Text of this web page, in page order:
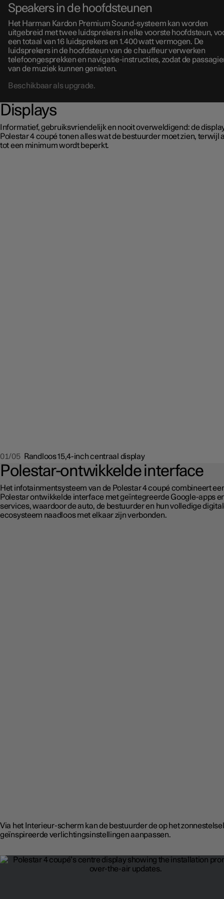
Speakers in de hoofdsteunen
Het Harman Kardon Premium Sound-systeem kan worden
uitgebreid met twee luidsprekers in elke voorste hoofdsteun,
een totaal van 16 luidsprekers en 1.400 watt vermogen. De
luidsprekers in de hoofdsteun van de chauffeur verwerken
telefoongesprekken en navigatie-instructies, zodat de
van de muziek kunnen genieten.
Beschikbaar als upgrade.
Displays
Informatief, gebruiksvriendelijk en nooit overweldigend: de
Polestar 4 coupé tonen alles wat de bestuurder moet zien, terwijl
tot een minimum wordt beperkt.
01/05 Randloos 15,4-inch centraal display
Polestar-ontwikkelde interface
Het infotainmentsysteem van de Polestar 4 coupé combineert
Polestar ontwikkelde interface met geïntegreerde Google-apps
services, waardoor de auto, de bestuurder en hun volledige
ecosysteem naadloos met elkaar zijn verbonden.
Via het Interieur-scherm kan de bestuurder de op het zonnestelsel
geïnspireerde verlichtingsinstellingen aanpassen.